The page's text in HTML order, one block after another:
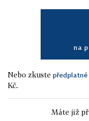
na
Nebo zkuste
Kč.
Máte již